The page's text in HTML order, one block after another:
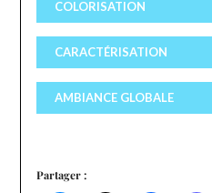
COLORISATION
CARACTÉRISATION
AMBIANCE GLOBALE
Partager :